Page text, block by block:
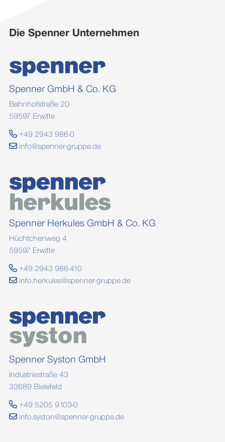
Die Spenner Unternehmen
Spenner GmbH & Co. KG
Bahnhofstraße 20
59597 Erwitte
+49 2943 986-0
info@spenner-gruppe.de
Spenner Herkules GmbH & Co. KG
Hüchtchenweg 4
59597 Erwitte
+49 2943 986-410
info.herkules@spenner-gruppe.de
Spenner Syston GmbH
Industriestraße 43
33689 Bielefeld
+49 5205 9103-0
info.syston@spenner-gruppe.de